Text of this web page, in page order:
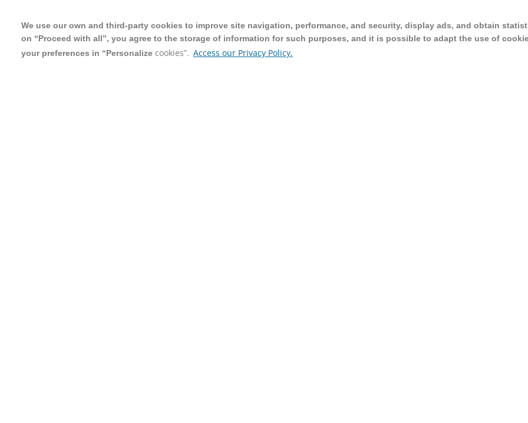
We use our own and third-party cookies to improve site navigation, performance, and security, display ads, and obtain
on “Proceed with all”, you agree to the storage of information for such purposes, and it is possible to adapt the use of
your preferences in “Personalize cookies”. Access our Privacy Policy.
We use our own and third-party cookies to improve site navigation, performance, and security, display ads, and obtain
on “Proceed with all”, you agree to the storage of information for such purposes, and it is possible to adapt the use of
your preferences in “Personalize cookies”. Access our Privacy Policy.